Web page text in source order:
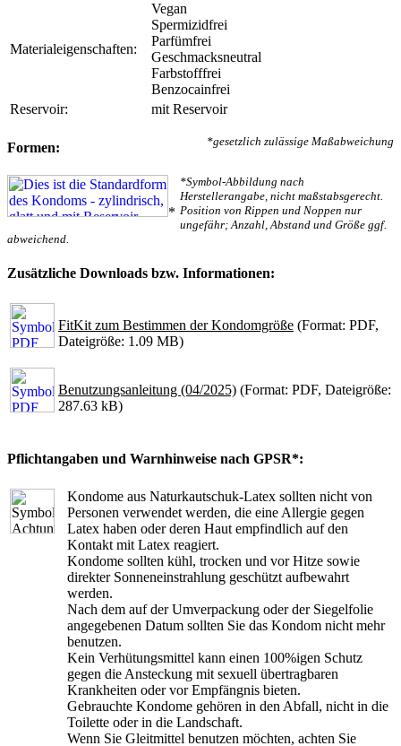
Materialeigenschaften:
Vegan
Spermizidfrei
Parfümfrei
Geschmacksneutral
Farbstofffrei
Benzocainfrei
Reservoir:
mit Reservoir
*gesetzlich zulässige Maßabweichung
Formen:
*
*Symbol-Abbildung nach
Herstellerangabe, nicht maßstabsgerecht.
Position von Rippen und Noppen nur
ungefähr; Anzahl, Abstand und Größe ggf.
abweichend.
Zusätzliche Downloads bzw. Informationen:
FitKit zum Bestimmen der Kondomgröße (Format: PDF,
Dateigröße: 1.09 MB)
Benutzungsanleitung (04/2025) (Format: PDF, Dateigröße:
287.63 kB)
Pflichtangaben und Warnhinweise nach GPSR*:
Kondome aus Naturkautschuk-Latex sollten nicht von
Personen verwendet werden, die eine Allergie gegen
Latex haben oder deren Haut empfindlich auf den
Kontakt mit Latex reagiert.
Kondome sollten kühl, trocken und vor Hitze sowie
direkter Sonneneinstrahlung geschützt aufbewahrt
werden.
Nach dem auf der Umverpackung oder der Siegelfolie
angegebenen Datum sollten Sie das Kondom nicht mehr
benutzen.
Kein Verhütungsmittel kann einen 100%igen Schutz
gegen die Ansteckung mit sexuell übertragbaren
Krankheiten oder vor Empfängnis bieten.
Gebrauchte Kondome gehören in den Abfall, nicht in die
Toilette oder in die Landschaft.
Wenn Sie Gleitmittel benutzen möchten, achten Sie